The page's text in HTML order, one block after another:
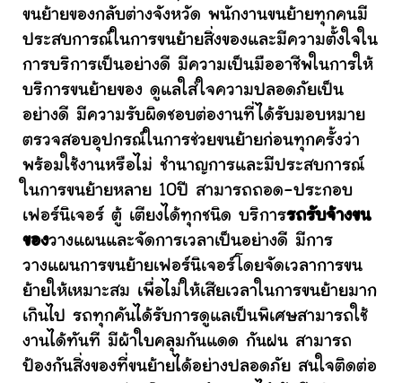
ขนย้ายของกลับต่างจังหวัด พนักงานขนย้ายทุกคนมี
ประสบการณ์ในการขนย้ายสิ่งของและมีความตั้งใจใน
การบริการเป็นอย่างดี มีความเป็นมืออาชีพในการให้
บริการขนย้ายของ ดูแลใส่ใจความปลอดภัยเป็น
อย่างดี มีความรับผิดชอบต่องานที่ได้รับมอบหมาย
ตรวจสอบอุปกรณ์ในการช่วยขนย้ายก่อนทุกครั้งว่า
พร้อมใช้งานหรือไม่ ชำนาญการและมีประสบการณ์
ในการขนย้ายหลาย 10ปี สามารถถอด-ประกอบ
เฟอร์นิเจอร์ ตู้ เตียงได้ทุกชนิด บริการรถรับจ้างขน
ของวางแผนและจัดการเวลาเป็นอย่างดี มีการ
วางแผนการขนย้ายเฟอร์นิเจอร์โดยจัดเวลาการขน
ย้ายให้เหมาะสม เพื่อไม่ให้เสียเวลาในการขนย้ายมาก
เกินไป รถทุกคันได้รับการดูแลเป็นพิเศษสามารถใช้
งานได้ทันที มีผ้าใบคลุมกันแดด กันฝน สามารถ
ป้องกันสิ่งของที่ขนย้ายได้อย่างปลอดภัย สนใจติดต่อ